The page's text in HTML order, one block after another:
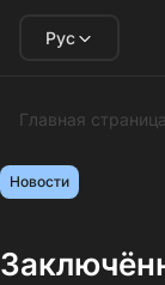
Рус
Главная страница
Новости